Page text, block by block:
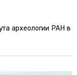
археологии РАН в